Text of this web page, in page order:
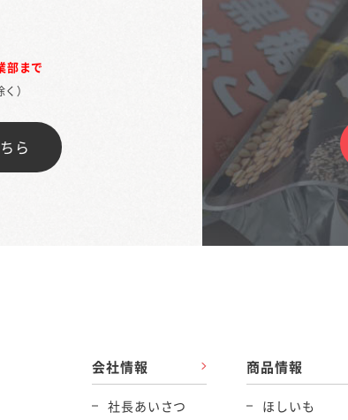
部まで
）
ら
会社情報
社長あいさつ
商品情報
ほしいも